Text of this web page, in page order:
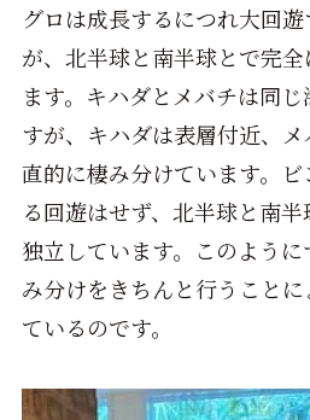
グロは成長するにつれ大回
が、北半球と南半球とで完
ます。キハダとメバチは同
すが、キハダは表層付近、
直的に棲み分けています。
る回遊はせず、北半球と南
独立しています。このよう
み分けをきちんと行うこと
ているのです。